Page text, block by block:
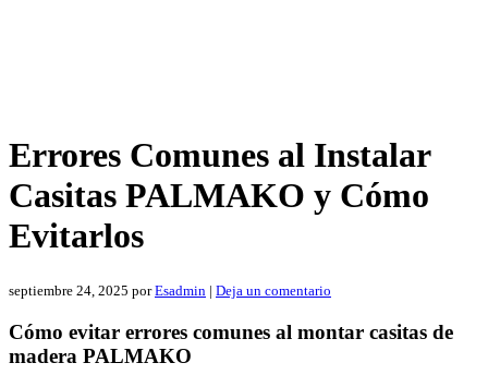
Errores Comunes al Instalar
Casitas PALMAKO y Cómo
Evitarlos
septiembre 24, 2025 porEsadmin | Deja un comentario
Cómo evitar errores comunes al montar casitas de
madera PALMAKO